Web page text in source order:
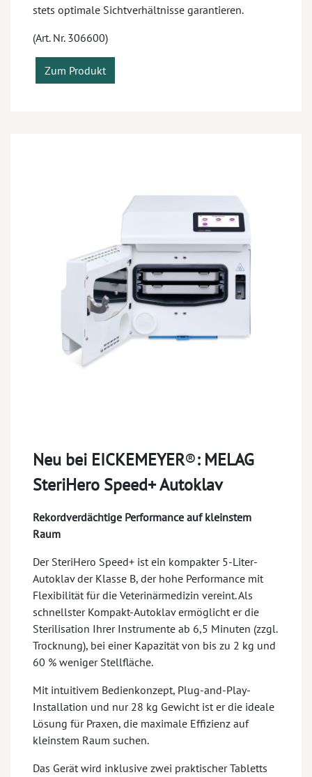
stets optimale Sichtverhältnisse garantieren.
(Art. Nr. 306600)
Zum Produkt
Neu bei EICKEMEYER®:MELAG
SteriHero Speed+ Autoklav​
Rekordverdächtige Performance auf kleinstem
Raum​
Der SteriHero Speed+ ist ein kompakter 5-Liter-
Autoklav der Klasse B, der hohe Performance mit
Flexibilität für die Veterinärmedizin vereint. Als
schnellster Kompakt-Autoklav ermöglicht er die
Sterilisation Ihrer Instrumente ab 6,5 Minuten (zzgl.
Trocknung), bei einer Kapazität von bis zu 2 kg und
60 % weniger Stellfläche.
Mit intuitivem Bedienkonzept, Plug-and-Play-
Installation und nur 28 kg Gewicht ist er die ideale
Lösung für Praxen, die maximale Effizienz auf
kleinstem Raum suchen.
Das Gerät wird inklusive zwei praktischer Tabletts